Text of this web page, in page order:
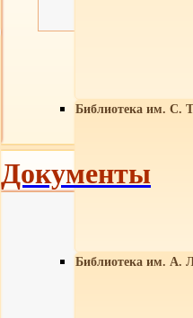
Библиотека им. С.
Библиотека им. А.
Документы